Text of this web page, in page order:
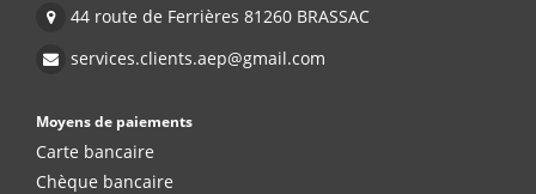
44 route de Ferrières 81260 BRASSAC
services.clients.aep@gmail.com
Moyens de paiements
Carte bancaire
Chèque bancaire